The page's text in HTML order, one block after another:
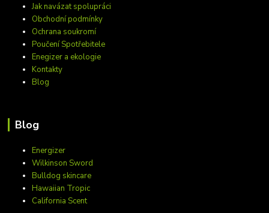
Jak navázat spolupráci
Obchodní podmínky
Ochrana soukromí
Poučení Spotřebitele
Enegizer a ekologie
Kontakty
Blog
Blog
Energizer
Wilkinson Sword
Bulldog skincare
Hawaiian Tropic
California Scent